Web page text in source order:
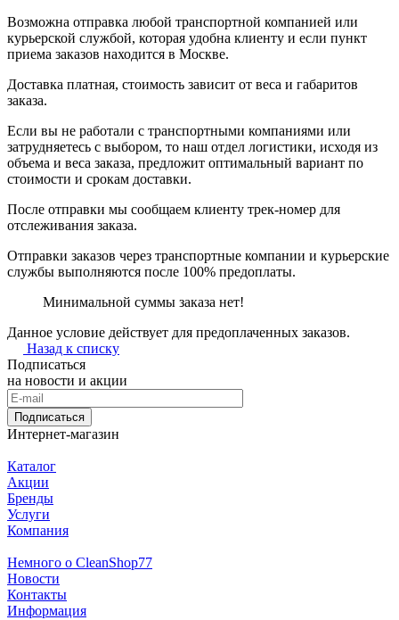
Возможна отправка любой транспортной компанией или
курьерской службой, которая удобна клиенту и если пункт
приема заказов находится в Москве.
Доставка платная, стоимость зависит от веса и габаритов
заказа.
Если вы не работали с транспортными компаниями или
затрудняетесь с выбором, то наш отдел логистики, исходя из
объема и веса заказа, предложит оптимальный вариант по
стоимости и срокам доставки.
После отправки мы сообщаем клиенту трек-номер для
отслеживания заказа.
Отправки заказов через транспортные компании и курьерские
службы выполняются после 100% предоплаты.
Минимальной суммы заказа нет!
Данное условие действует для предоплаченных заказов.
Назад к списку
Подписаться
на новости и акции
Подписаться
Интернет-магазин
Каталог
Акции
Бренды
Услуги
Компания
Немного о CleanShop77
Новости
Контакты
Информация